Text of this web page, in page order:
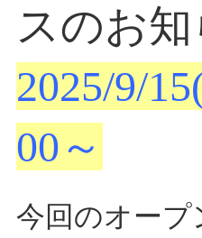
学校情報
よくある質問
サイトマップ
お問合わせ
スのお
2025/9/
00～
今回のオープ